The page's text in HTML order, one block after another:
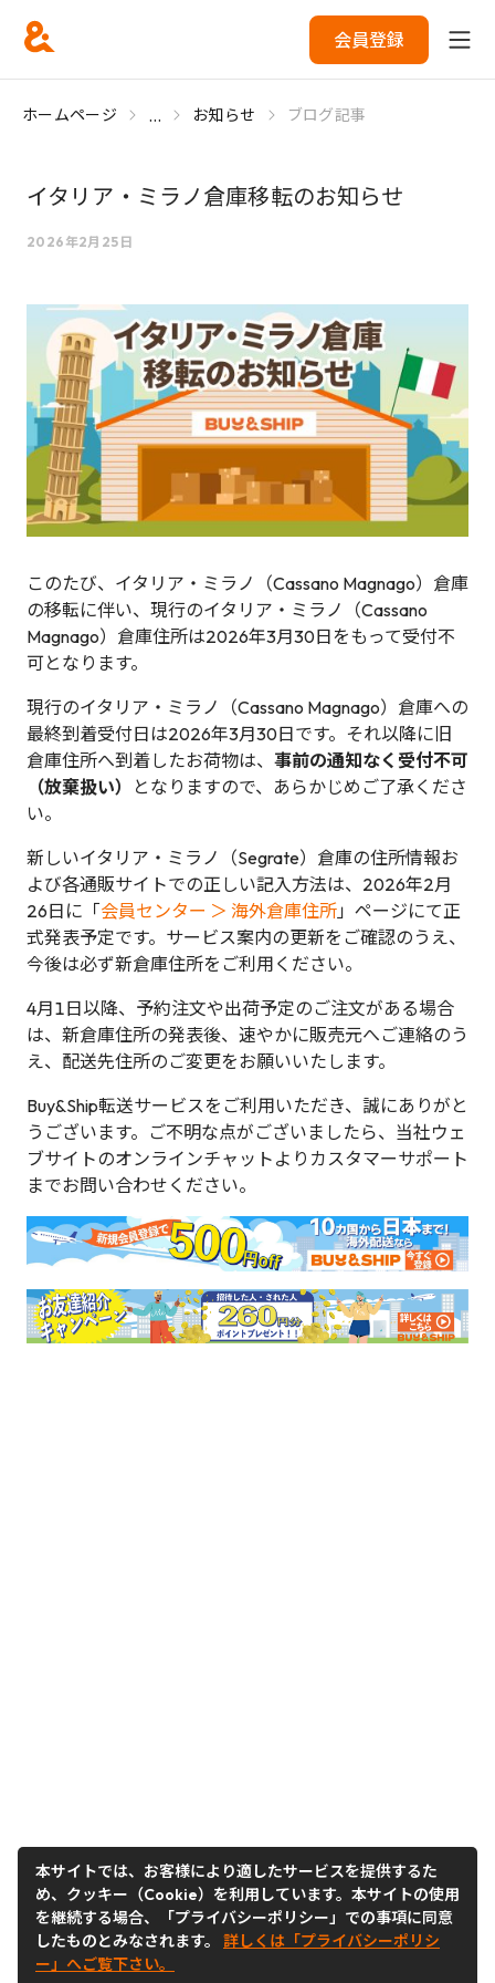
会員登録
ホームページ ... お知らせ ブログ記事
イタリア・ミラノ倉庫移転のお知らせ
2026年2月25日
このたび、イタリア・ミラノ（Cassano Magnago）倉庫
の移転に伴い、現行のイタリア・ミラノ（Cassano
Magnago）倉庫住所は2026年3月30日をもって受付不
可となります。
現行のイタリア・ミラノ（Cassano Magnago）倉庫への
最終到着受付日は2026年3月30日です。それ以降に旧
倉庫住所へ到着したお荷物は、 事前の通知なく受付不可
（放棄扱い）
となりますので、あらかじめご了承くださ
い。
新しいイタリア・ミラノ（Segrate）倉庫の住所情報お
よび各通販サイトでの正しい記入方法は、2026年2月
26日に「会員センター ＞ 海外倉庫住所」ページにて正
式発表予定です。サービス案内の更新をご確認のうえ、
今後は必ず新倉庫住所をご利用ください。
4月1日以降、予約注文や出荷予定のご注文がある場合
は、新倉庫住所の発表後、速やかに販売元へご連絡のう
え、配送先住所のご変更をお願いいたします。
Buy&Ship転送サービスをご利用いただき、誠にありがと
うございます。ご不明な点がございましたら、当社ウェ
ブサイトのオンラインチャットよりカスタマーサポート
までお問い合わせください。
本サイトでは、お客様により適したサービスを提供するた
め、クッキー（Cookie）を利用しています。本サイトの使用
を継続する場合、「プライバシーポリシー」での事項に同意
したものとみなされます。 詳しくは「プライバシーポリシ
ー」へご覧下さい。